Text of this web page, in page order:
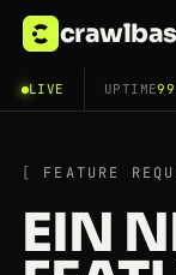
LIVE UPTIME
FEATURE
EIN